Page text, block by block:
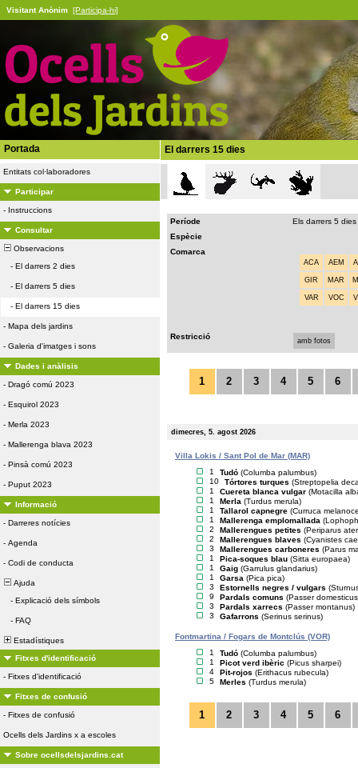
Visitant Anònim [Participa-hi]
Portada
Entitats col·laboradores
Participar
- Instruccions
Consultar
Observacions
- El darrers 2 dies
- El darrers 5 dies
- El darrers 15 dies
- Mapa dels jardins
- Galeria d'imatges i sons
Dades i anàlisis
- Dragó comú 2023
- Esquirol 2023
- Merla 2023
- Mallerenga blava 2023
- Pinsà comú 2023
- Puput 2023
Informació
- Darreres notícies
- Agenda
- Codi de conducta
Ajuda
- Explicació dels símbols
- FAQ
Estadístiques
Fitxes d'identificació
- Fitxes d'identificació
Fitxes de confusió
- Fitxes de confusió
Ocells dels Jardins x a escoles
Sobre ocellsdelsjardins.cat
El darrers 15 dies
Període
Els darrers 5 dies
Espècie
Comarca
ACA AEM
GIR MAR
VAR VOC
Restricció amb fotos
1 2 3 4 5 6
dimecres, 5. agost 2026
Villa Lokis / Sant Pol de Mar (MAR)
1
Tudó (Columba palumbus)
10
Tórtores turques (Streptopelia
1
Cuereta blanca vulgar (Motacilla
1
Merla (Turdus merula)
1
Tallarol capnegre (Curruca
1
Mallerenga emplomallada
2
Mallerengues petites (Periparus
2
Mallerengues blaves (Cyanistes
3
Mallerengues carboneres (Parus
1
Pica-soques blau (Sitta europaea)
1
Gaig (Garrulus glandarius)
1
Garsa (Pica pica)
3
Estornells negres / vulgars
9
Pardals comuns (Passer
3
Pardals xarrecs (Passer montanus)
3
Gafarrons (Serinus serinus)
Fontmartina / Fogars de Montclús (VOR)
1
Tudó (Columba palumbus)
1
Picot verd ibèric (Picus sharpei)
4
Pit-rojos (Erithacus rubecula)
5
Merles (Turdus merula)
1 2 3 4 5 6